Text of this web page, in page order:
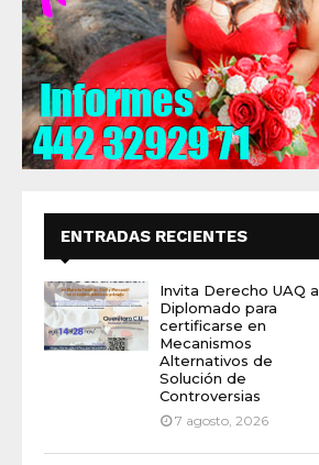
ENTRADAS RECIENTES
Invita Derecho UAQ a
Diplomado para
certificarse en
Mecanismos
Alternativos de
Solución de
Controversias
7 agosto, 2026